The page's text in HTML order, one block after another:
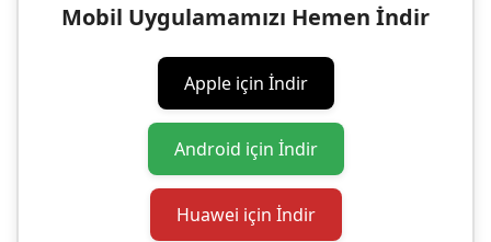
Mobil Uygulamamızı Hemen İndir
Apple için İndir
Android için İndir
Huawei için İndir